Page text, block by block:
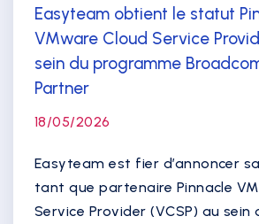
Easyteam obtient le statut
VMware Cloud Service
sein du programme
Partner
18/05/2026
Easyteam est fier d’annoncer
tant que partenaire Pinnacle
Service Provider (VCSP) au sein